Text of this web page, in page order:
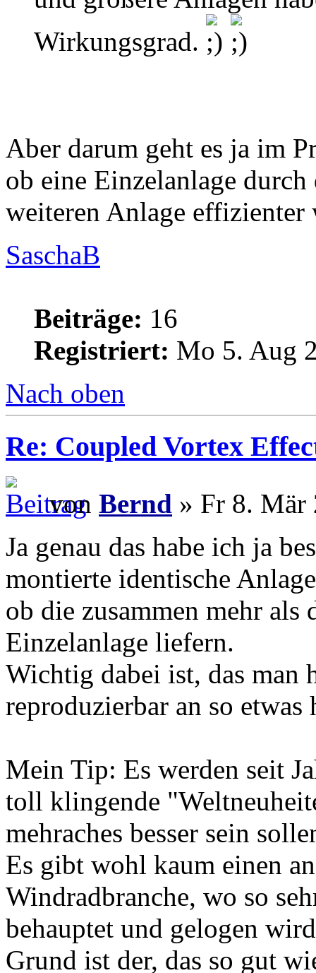
Wirkungsgrad.
Aber darum geht es ja im
ob eine Einzelanlage
weiteren Anlage effizienter
SaschaB
Beiträge: 16
Registriert: Mo 5. Aug
Nach oben
Re: Coupled Vortex
von Bernd » Fr 8. Mär
Ja genau das habe ich ja
montierte identische
ob die zusammen mehr als
Einzelanlage liefern.
Wichtig dabei ist, das man
reproduzierbar an so etwas
Mein Tip: Es werden seit
toll klingende
mehraches besser sein
Es gibt wohl kaum einen
Windradbranche, wo so
behauptet und gelogen
Grund ist der, das so gut